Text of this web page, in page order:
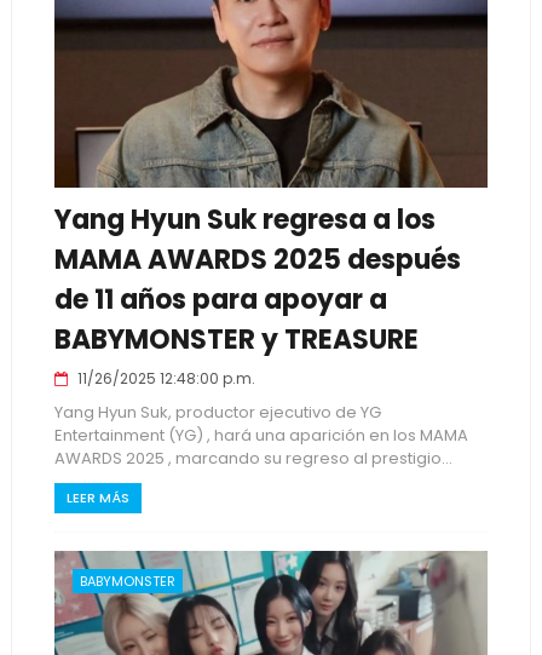
Yang Hyun Suk regresa a los
MAMA AWARDS 2025 después
de 11 años para apoyar a
BABYMONSTER y TREASURE
11/26/2025 12:48:00 p.m.
Yang Hyun Suk, productor ejecutivo de YG
Entertainment (YG) , hará una aparición en los MAMA
AWARDS 2025 , marcando su regreso al prestigio...
LEER MÁS
BABYMONSTER